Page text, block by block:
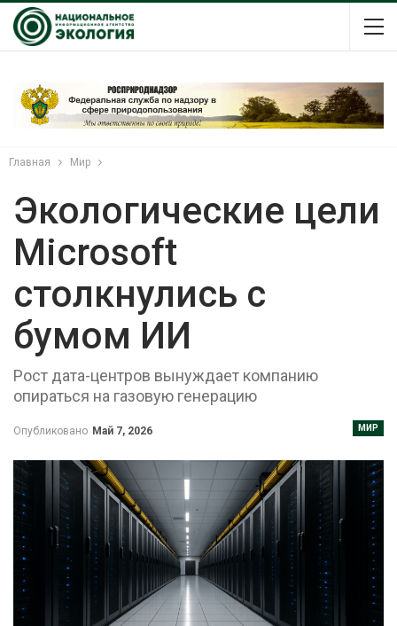
Главная Мир
Экологические цели
Microsoft
столкнулись с
бумом ИИ
Рост дата-центров вынуждает компанию
опираться на газовую генерацию
МИР
Опубликовано Май 7, 2026